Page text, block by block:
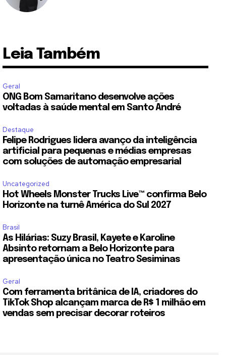
Leia Também
Geral
ONG Bom Samaritano desenvolve ações
voltadas à saúde mental em Santo André
Destaque
Felipe Rodrigues lidera avanço da inteligência
artificial para pequenas e médias empresas
com soluções de automação empresarial
Uncategorized
Hot Wheels Monster Trucks Live™ confirma Belo
Horizonte na turnê América do Sul 2027
Brasil
As Hilárias: Suzy Brasil, Kayete e Karoline
Absinto retornam a Belo Horizonte para
apresentação única no Teatro Sesiminas
Geral
Com ferramenta britânica de IA, criadores do
TikTok Shop alcançam marca de R$ 1 milhão em
vendas sem precisar decorar roteiros